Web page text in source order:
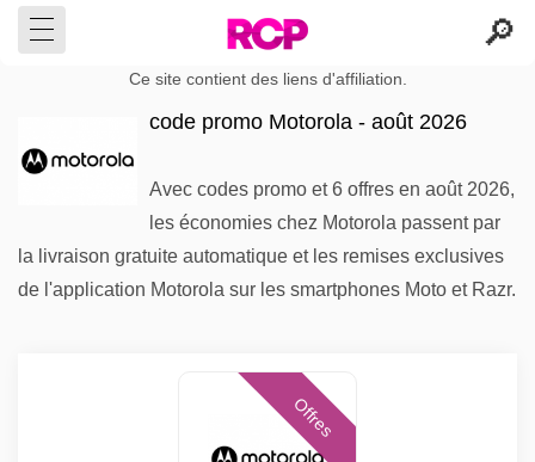
Ce site contient des liens d'affiliation.
code promo Motorola - août 2026
Avec codes promo et 6 offres en août 2026,
les économies chez Motorola passent par
la livraison gratuite automatique et les remises exclusives
de l'application Motorola sur les smartphones Moto et Razr.
Offres